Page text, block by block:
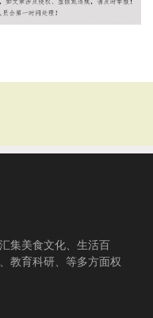
集美食文化、生活百
教育科研、等多方面权